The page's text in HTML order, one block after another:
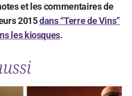
et les commentaires de
2015dans “Terre de Vins”
les kiosques.